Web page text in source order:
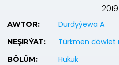
2019
AWTOR: Durdyýewa A
NEŞIRÝAT: Türkmen döwlet
BÖLÜM: Hukuk